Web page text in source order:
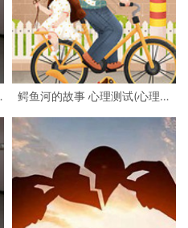
鳄鱼河的故事 心理测试(心理测